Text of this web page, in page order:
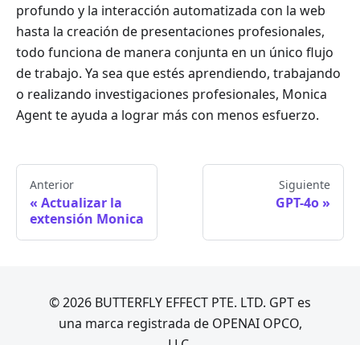
profundo y la interacción automatizada con la web
hasta la creación de presentaciones profesionales,
todo funciona de manera conjunta en un único flujo
de trabajo. Ya sea que estés aprendiendo, trabajando
o realizando investigaciones profesionales, Monica
Agent te ayuda a lograr más con menos esfuerzo.
Anterior
Actualizar la
extensión Monica
Siguiente
GPT-4o
© 2026 BUTTERFLY EFFECT PTE. LTD. GPT es
una marca registrada de OPENAI OPCO,